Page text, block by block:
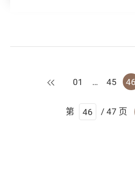
上一页
01 … 45 46
第 / 47 页